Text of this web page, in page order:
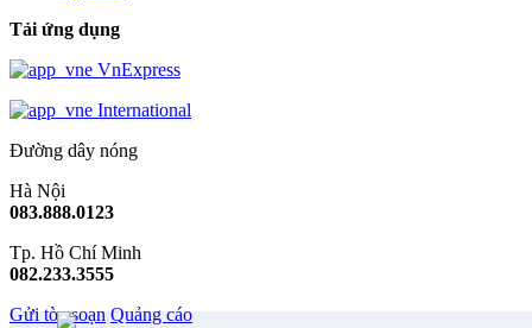
Tải ứng dụng
VnExpress
International
Đường dây nóng
Hà Nội
083.888.0123
Tp. Hồ Chí Minh
082.233.3555
Gửi tòa soạn Quảng cáo